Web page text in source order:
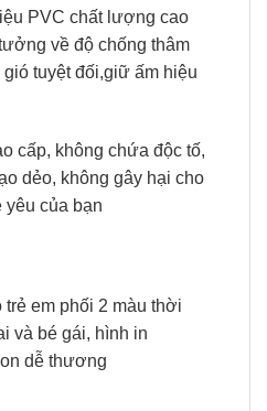
PVC chất lượng cao
về độ chống thâm
tuyệt đối,giữ ấm hiệu
cấp, không chứa độc tố,
dẻo, không gây hại cho
yêu của bạn
em phối 2 màu thời
và bé gái, hình in
dễ thương